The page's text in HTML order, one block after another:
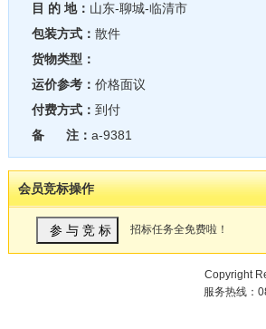
目 的 地： 山东-聊城-临清市
包装方式： 散件
货物类型：
运价参考： 价格面议
付费方式： 到付
备 注： a-9381
会员竞标操作
招标任务全免费啦！
Copyright
服务热线：